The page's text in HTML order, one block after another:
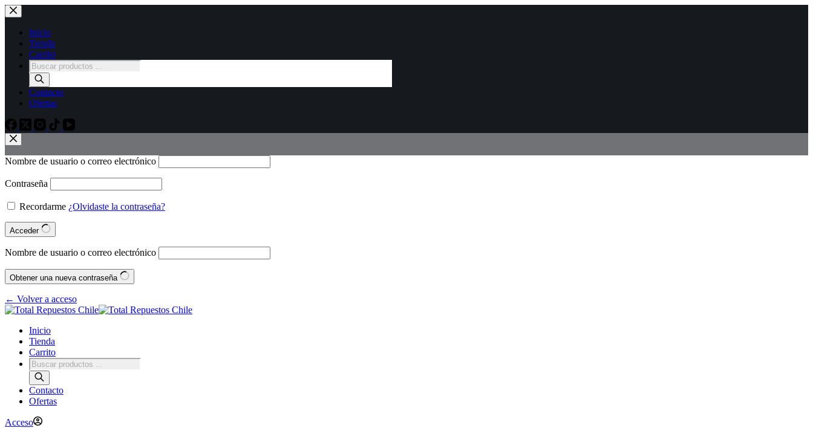
Inicio
Tienda
Carrito
Contacto
Ofertas
Nombre de usuario o correo electrónico
Contraseña
Recordarme ¿Olvidaste la contraseña?
Acceder
Nombre de usuario o correo electrónico
Obtener una nueva contraseña
← Volver a acceso
Inicio
Tienda
Carrito
Contacto
Ofertas
Acceso